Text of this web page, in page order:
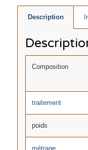
Description
Composition
traitement
poids
métrage